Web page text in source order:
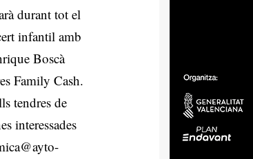
durant tot el
infantil amb
Boscà
Family Cash.
tendres de
interessades